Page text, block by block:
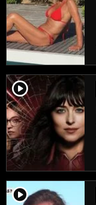
player2
player2